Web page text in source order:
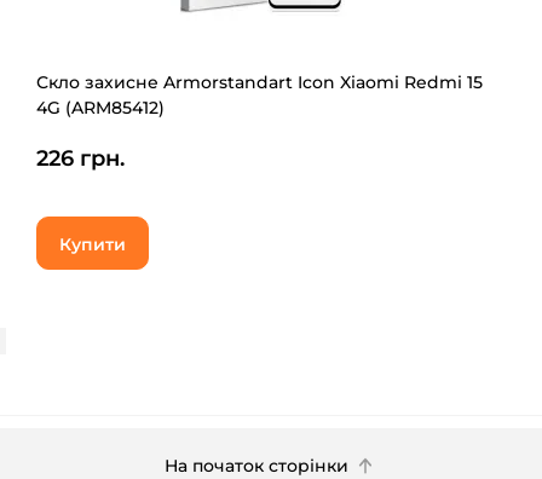
Скло захисне Armorstandart Icon Xiaomi Redmi 15
4G (ARM85412)
226 грн.
Купити
На початок сторінки